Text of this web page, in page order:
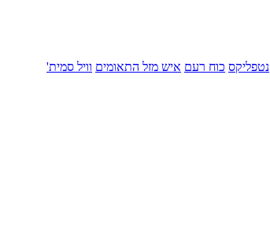
נטפליקס כוח רעם איש מזל התאומים וויל סמית'